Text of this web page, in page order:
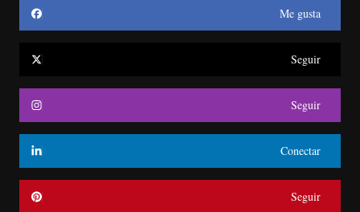
Me gusta
Seguir
Seguir
Conectar
Seguir